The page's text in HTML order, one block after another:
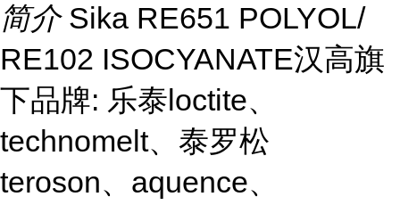
简介 Sika RE651 POLYOL/
RE102 ISOCYANATE汉高旗
下品牌: 乐泰loctite、
technomelt、泰罗松
teroson、aquence、